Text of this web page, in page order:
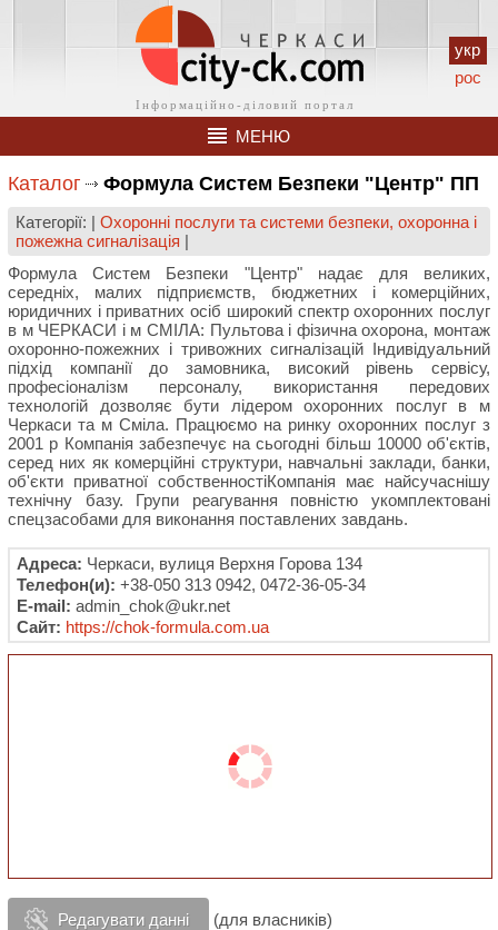
укр
рос
МЕНЮ
Каталог Формула Систем Безпеки "Центр" ПП
Категорії: | Охоронні послуги та системи безпеки, охоронна і
пожежна сигналізація |
Формула Систем Безпеки "Центр" надає для великих,
середніх, малих підприємств, бюджетних і комерційних,
юридичних і приватних осіб широкий спектр охоронних послуг
в м ЧЕРКАСИ і м СМІЛА: Пультова і фізична охорона, монтаж
охоронно-пожежних і тривожних сигналізацій Індивідуальний
підхід компанії до замовника, високий рівень сервісу,
професіоналізм персоналу, використання передових
технологій дозволяє бути лідером охоронних послуг в м
Черкаси та м Сміла. Працюємо на ринку охоронних послуг з
2001 р Компанія забезпечує на сьогодні більш 10000 об'єктів,
серед них як комерційні структури, навчальні заклади, банки,
об'єкти приватної собственностіКомпанія має найсучаснішу
технічну базу. Групи реагування повністю укомплектовані
спецзасобами для виконання поставлених завдань.
Адреса: Черкаси, вулиця Верхня Горова 134
Телефон(и): +38-050 313 0942, 0472-36-05-34
E-mail: admin_chok@ukr.net
Сайт: https://chok-formula.com.ua
Редагувати данні (для власників)